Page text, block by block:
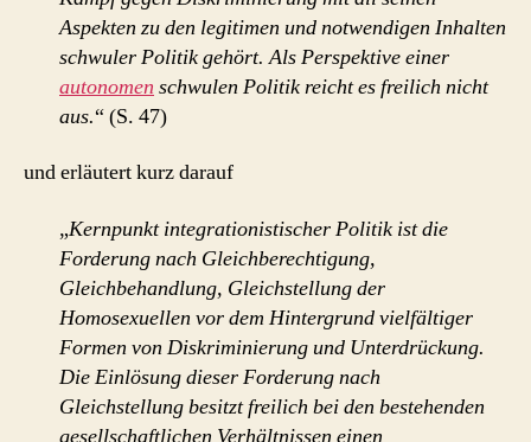
Aspekten zu den legitimen und notwendigen Inhalten
schwuler Politik gehört. Als Perspektive einer
autonomen schwulen Politik reicht es freilich nicht
aus.“ (S. 47)
und erläutert kurz darauf
„Kernpunkt integrationistischer Politik ist die
Forderung nach Gleichberechtigung,
Gleichbehandlung, Gleichstellung der
Homosexuellen vor dem Hintergrund vielfältiger
Formen von Diskriminierung und Unterdrückung.
Die Einlösung dieser Forderung nach
Gleichstellung besitzt freilich bei den bestehenden
gesellschaftlichen Verhältnissen einen